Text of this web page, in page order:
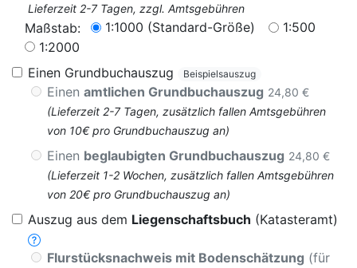
Lieferzeit 2-7 Tagen, zzgl. Amtsgebühren
Maßstab: 1:1000 (Standard-Größe)
1:500
1:2000
Einen Grundbuchauszug
Beispielsauszug
Einen amtlichen Grundbuchauszug 24,80 €
(Lieferzeit 2-7 Tagen, zusätzlich fallen Amtsgebühren
von 10€ pro Grundbuchauszug an)
Einen beglaubigten Grundbuchauszug 24,80 €
(Lieferzeit 1-2 Wochen, zusätzlich fallen Amtsgebühren
von 20€ pro Grundbuchauszug an)
Auszug aus dem Liegenschaftsbuch (Katasteramt)
Flurstücksnachweis mit Bodenschätzung (für